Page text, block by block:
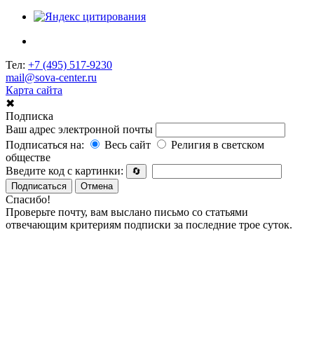
Тел: +7 (495) 517-9230
mail@sova-center.ru
Карта сайта
✖
Подписка
Ваш адрес электронной почты
Подписаться на:
Весь сайт
Религия в светском
обществе
Введите код с картинки:
🔄
Подписаться
Отмена
Спасибо!
Проверьте почту, вам выслано письмо со статьями
отвечающим критериям подписки за последние трое суток.